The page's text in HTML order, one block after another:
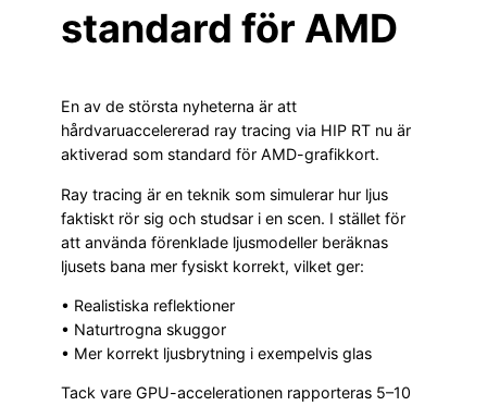
standard för AMD
En av de största nyheterna är att
hårdvaruaccelererad ray tracing via HIP RT nu är
aktiverad som standard för AMD-grafikkort.
Ray tracing är en teknik som simulerar hur ljus
faktiskt rör sig och studsar i en scen. I stället för
att använda förenklade ljusmodeller beräknas
ljusets bana mer fysiskt korrekt, vilket ger:
• Realistiska reflektioner
• Naturtrogna skuggor
• Mer korrekt ljusbrytning i exempelvis glas
Tack vare GPU-accelerationen rapporteras 5–10